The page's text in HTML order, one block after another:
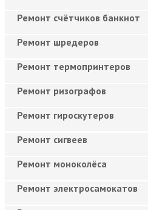
Ремонт счётчиков банкнот
Ремонт шредеров
Ремонт термопринтеров
Ремонт ризографов
Ремонт гироскутеров
Ремонт сигвеев
Ремонт моноколёса
Ремонт электросамокатов